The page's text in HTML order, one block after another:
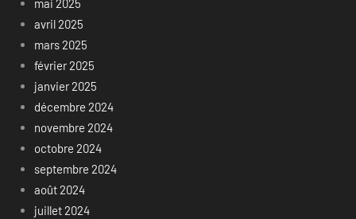
mai 2025
avril 2025
mars 2025
février 2025
janvier 2025
décembre 2024
novembre 2024
octobre 2024
septembre 2024
août 2024
juillet 2024